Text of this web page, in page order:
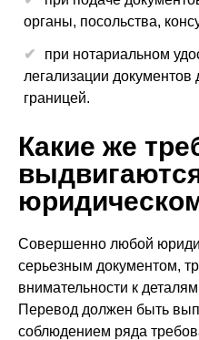
органы, посольства,
при нотариальном
легализации документов
границей.
Какие же
Совершенно любой
серьезным документом,
внимательности к
Перевод должен быть
соблюдением ряда